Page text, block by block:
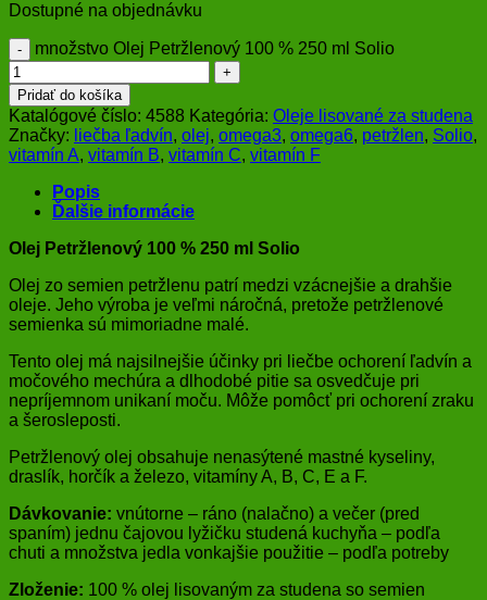
Dostupné na objednávku
množstvo Olej Petržlenový 100 % 250 ml Solio
Pridať do košíka
Katalógové číslo: 4588 Kategória: Oleje lisované za studena
Značky: liečba ľadvín, olej, omega3, omega6, petržlen, Solio,
vitamín A, vitamín B, vitamín C, vitamín F
Popis
Ďalšie informácie
Olej Petržlenový 100 % 250 ml Solio
Olej zo semien petržlenu patrí medzi vzácnejšie a drahšie
oleje. Jeho výroba je veľmi náročná, pretože petržlenové
semienka sú mimoriadne malé.
Tento olej má najsilnejšie účinky pri liečbe ochorení ľadvín a
močového mechúra a dlhodobé pitie sa osvedčuje pri
nepríjemnom unikaní moču. Môže pomôcť pri ochorení zraku
a šerosleposti.
Petržlenový olej obsahuje nenasýtené mastné kyseliny,
draslík, horčík a železo, vitamíny A, B, C, E a F.
Dávkovanie: vnútorne – ráno (nalačno) a večer (pred
spaním) jednu čajovou lyžičku studená kuchyňa – podľa
chuti a množstva jedla vonkajšie použitie – podľa potreby
Zloženie: 100 % olej lisovaným za studena so semien